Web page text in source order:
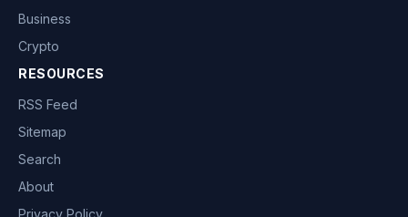
Business
Crypto
RESOURCES
RSS Feed
Sitemap
Search
About
Privacy Policy